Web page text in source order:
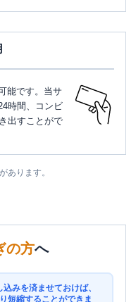
能です。当サ
時間、コンビ
出すことがで
あります。
の方へ
みを済ませておけば、
短縮することができま